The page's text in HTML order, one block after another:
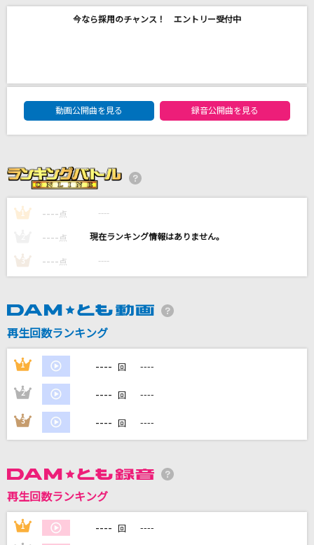
ケセラセラ
40mP feat.初音ミク
虹
あびすいんざわーるど
カラオケ最新情報をチェック！
カラオケをもっと楽しもう！
今なら採用のチャンス！ エントリー受付中
DAM★ともボーカルエントリーランキング
動画公開曲を見る
録音公開曲を見る
1 ---- 点 ----
---- 点 ----
3 ---- 点 ----
再生回数ランキング
1 ---- 回 ----
2 ---- 回 ----
3 ---- 回 ----
再生回数ランキング
1 ---- 回 ----